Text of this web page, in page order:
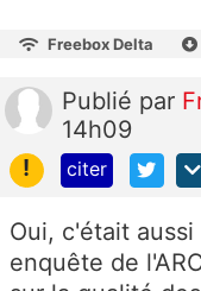
Freebox Delta
Publié par
14h09
!
citer
Oui, c'était
enquête de